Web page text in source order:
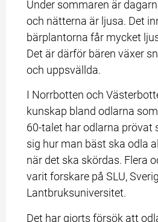
Under sommaren är
och nätterna är ljusa. Det
bärplantorna får mycket
Det är därför bären växer
och uppsvällda.
I Norrbotten och
kunskap bland odlarna
60-talet har odlarna prövat
sig hur man bäst ska odla
när det ska skördas. Flera
varit forskare på SLU,
Lantbruksuniversitet.
Det har gjorts försök att